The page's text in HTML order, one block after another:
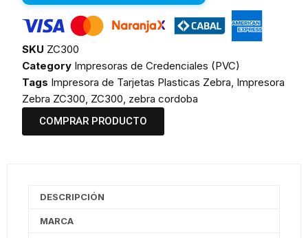
SKU ZC300
Category Impresoras de Credenciales (PVC)
Tags Impresora de Tarjetas Plasticas Zebra, Impresora
Zebra ZC300, ZC300, zebra cordoba
COMPRAR PRODUCTO
DESCRIPCIÓN
MARCA